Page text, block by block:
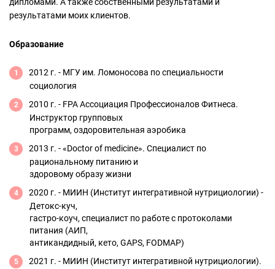
результатами моих клиентов.
Образование
2012 г. - МГУ им. Ломоносова по специальности
социология
2010 г. - FPA Ассоциация Профессионалов Фитнеса.
Инструктор групповых
программ, оздоровительная аэробика
2013 г. - «Doctor of medicine». Специалист по
рациональному питанию и
здоровому образу жизни
2020 г. - МИИН (Институт интегративной нутрициологии) -
Детокс-куч,
гастро-коуч, специалист по работе с протоколами
питания (АИП,
антикандидный, кето, GAPS, FODMAP)
2021 г. - МИИН (Институт интегративной нутрициологии).